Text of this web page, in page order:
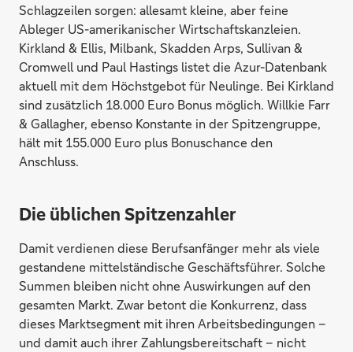
Schlagzeilen sorgen: allesamt kleine, aber feine
Ableger US-amerikanischer Wirtschaftskanzleien.
Kirkland & Ellis, Milbank, Skadden Arps, Sullivan &
Cromwell und Paul Hastings listet die Azur-Datenbank
aktuell mit dem Höchstgebot für Neulinge. Bei Kirkland
sind zusätzlich 18.000 Euro Bonus möglich. Willkie Farr
& Gallagher, ebenso Konstante in der Spitzengruppe,
hält mit 155.000 Euro plus Bonuschance den
Anschluss.
Die üblichen Spitzenzahler
Damit verdienen diese Berufsanfänger mehr als viele
gestandene mittelständische Geschäftsführer. Solche
Summen bleiben nicht ohne Auswirkungen auf den
gesamten Markt. Zwar betont die Konkurrenz, dass
dieses Marktsegment mit ihren Arbeitsbedingungen –
und damit auch ihrer Zahlungsbereitschaft – nicht